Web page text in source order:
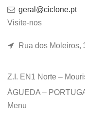
geral@ciclone.pt
Visite-nos
Rua dos Moleiros,
Z.I. EN1 Norte –
ÁGUEDA –
Menu